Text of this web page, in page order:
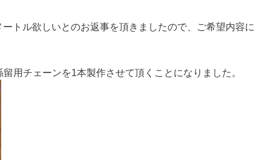
トル欲しいとのお返事を頂きましたので、ご希望内容に
用チェーンを1本製作させて頂くことになりました。